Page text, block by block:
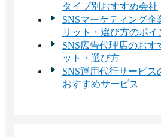
タイプ別おすすめ会社
SNSマーケティング企
リット・選び方のポイ
SNS広告代理店のおす
ット・選び方
SNS運用代行サービス
おすすめサービス